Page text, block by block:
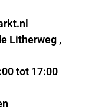
Litherweg ,
tot 17:00